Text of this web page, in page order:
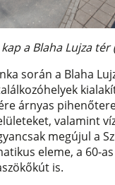
a Blaha Lujza tér
során a Blaha
árnyas
valamint
megújul a
eleme, a 60-
is.